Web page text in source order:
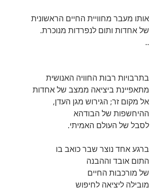
אותו מעבר מחוויית החיים הראשונית
של אחדות ותום לנפרדות מנוכרת.
..
בתרבויות רבות החוויה האנושית
מתאפיינת ביציאה ממצב של אחדות
אל מקום זר; הגירוש מגן העדן,
ההיחשפות של הבודהא
לסבל של העולם האמיתי.
ברגע אחד נוצר שבר כואב בו
התום אובד וההבנה
של מורכבות החיים
מובילה ליציאה לחיפוש